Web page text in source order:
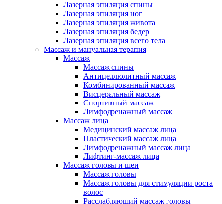
Лазерная эпиляция спины
Лазерная эпиляция ног
Лазерная эпиляция живота
Лазерная эпиляция бедер
Лазерная эпиляция всего тела
Массаж и мануальная терапия
Массаж
Массаж спины
Антицеллюлитный массаж
Комбинированный массаж
Висцеральный массаж
Спортивный массаж
Лимфодренажный массаж
Массаж лица
Медицинский массаж лица
Пластический массаж лица
Лимфодренажный массаж лица
Лифтинг-массаж лица
Массаж головы и шеи
Массаж головы
Массаж головы для стимуляции роста
волос
Расслабляющий массаж головы